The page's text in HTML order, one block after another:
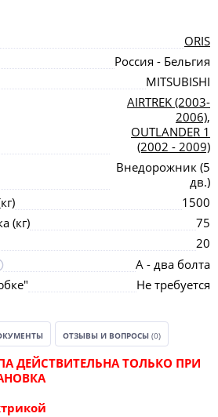
ORIS
Россия - Бельгия
MITSUBISHI
AIRTREK (2003-
2006),
OUTLANDER 1
(2002 - 2009)
Внедорожник (5
дв.)
1500
(кг)
75
20
А - два болта
Не требуется
ОТЗЫВЫ И ВОПРОСЫ (0)
ДЕЙСТВИТЕЛЬНА ТОЛЬКО ПРИ